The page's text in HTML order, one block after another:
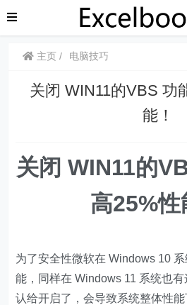
主页 电脑技巧
关闭 WIN11的VBS 功
能！
关闭 WIN11的
高25%性
为了安全性微软在 Windows 10
能，同样在 Windows 11 系统也
认给开启了，会导致系统整体性